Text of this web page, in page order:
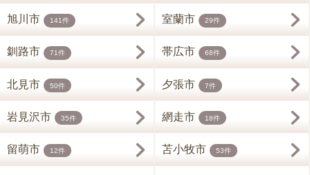
旭川市 141件 室蘭市 29件
釧路市 71件 帯広市 68件
北見市 50件 夕張市 7件
岩見沢市 35件 網走市 18件
留萌市 12件 苫小牧市 53件